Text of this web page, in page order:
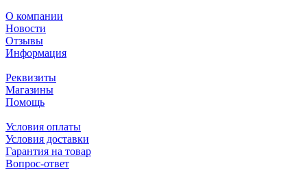
О компании
Новости
Отзывы
Информация
Реквизиты
Магазины
Помощь
Условия оплаты
Условия доставки
Гарантия на товар
Вопрос-ответ